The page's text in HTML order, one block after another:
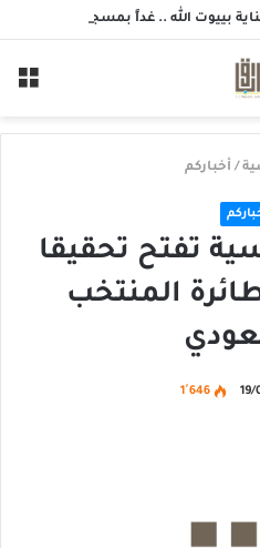
/ أخباركم
تفتح تحقيقا
المنتخب
19/ 1٬646